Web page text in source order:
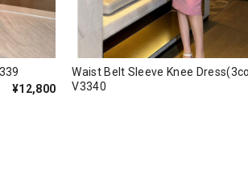
¥12,800
Waist Belt Sleeve Knee
V3340